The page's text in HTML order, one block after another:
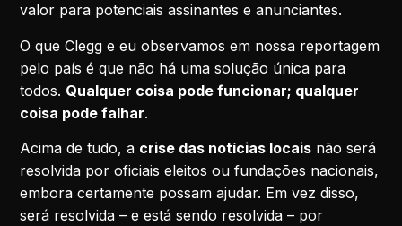
valor para potenciais assinantes e anunciantes.
O que Clegg e eu observamos em nossa reportagem
pelo país é que não há uma solução única para
todos. Qualquer coisa pode funcionar; qualquer
coisa pode falhar.
Acima de tudo, a crise das notícias locais não será
resolvida por oficiais eleitos ou fundações nacionais,
embora certamente possam ajudar. Em vez disso,
será resolvida – e está sendo resolvida – por